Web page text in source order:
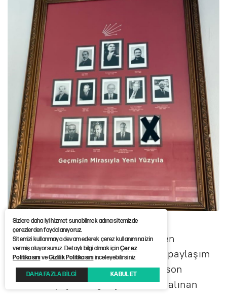
Fotoğraf kapatma eyleminin hemen
ardından sosyal medya üzerinden paylaşım
yapan İlçe Başkanı Merve Arslan, son
dönemde yaşanan gelişmelere ve alınan
Sizlere daha iyi hizmet sunabilmek adına sitemizde
çerezlerden faydalanıyoruz.
Sitemizi kullanmaya devam ederek çerez kullanımına izin
vermiş oluyorsunuz. Detaylı bilgi almak içinÇerez
PolitikasınıveGizlilik Politikasınıinceleyebilirsiniz
DAHA FAZLA BİLGİ KABUL ET